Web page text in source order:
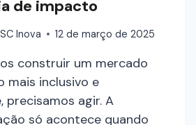
de impacto
Inova 12 de março de 2025
construir um mercado
mais inclusivo e
precisamos agir. A
só acontece quando